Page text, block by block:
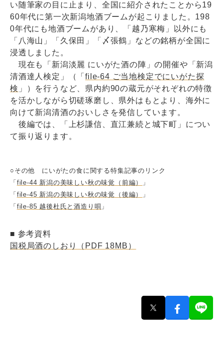
い随筆家の目に止まり、全国に紹介されたことから19
60年代に第一次新潟地酒ブームが起こりました。198
0年代にも地酒ブームがあり、「越乃寒梅」以外にも
「八海山」「久保田」「〆張鶴」などの銘柄が全国に
浸透しました。
現在も「新潟淡麗 にいがた酒の陣」の開催や「新潟
清酒達人検定」（「file-64 ご当地検定でにいがた探
検 」）を行うなど、県内約90の蔵元がそれぞれの特徴
を活かしながら切磋琢磨し、県外はもとより、海外に
向けて新潟清酒のおいしさを発信しています。
後編では、「上杉謙信、直江兼続と城下町」につい
て振り返ります。
○その他 にいがたの食に関する特集記事のリンク
「 file-44 新潟の美味しい秋の味覚（前編）
」
「 file-45 新潟の美味しい秋の味覚（後編）
」
「 file-85 越後杜氏と酒造り唄 」
■ 参考資料
国税局酒のしおり（PDF 18MB）